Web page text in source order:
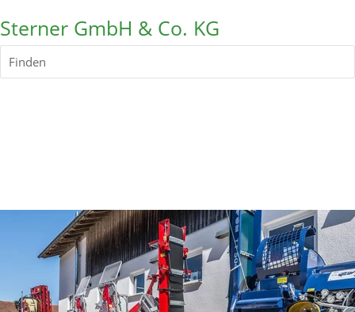
Sterner GmbH & Co. KG
Finden